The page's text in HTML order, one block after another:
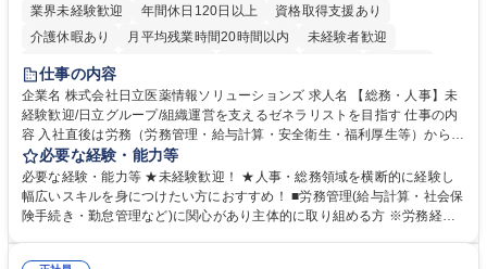
業界未経験歓迎
年間休日120日以上
資格取得支援あり
介護休暇あり
月平均残業時間20時間以内
未経験者歓迎
住宅手当あり
育休あり
完全週休2日制 交通費支給 土日祝休み 寮・社宅あり
仕事の内容
企業名 株式会社日立医薬情報ソリューションズ 求人名 【総務・人事】未
経験歓迎/日立グループ/組織運営を支えるゼネラリストを目指す 仕事の内
容 入社直後は労務（労務管理・給与計算・安全衛生・福利厚生等）からお
任せいたします。将来は総務・採用・教育業務へ守備範囲を広げ、組織運
営を支えるゼネラリストをめざせます。 ・初期業務：労働時間管理、給与
計算、社会保険対応、福利厚生管理、安全衛生、健康経営推進等をお任せ
します。ご経験に応じて、休職者管理など、幅広く経験を積んでいただき
必要な経験・能力等
必要な経験・能力等 ★未経験歓迎！ ★人事・総務領域を横断的に経験し
幅広いスキルを身につけたい方におすすめ！ ■労務管理(給与計算・社会保
険手続き・勤怠管理など)に関心があり主体的に取り組める方 ※労務経験